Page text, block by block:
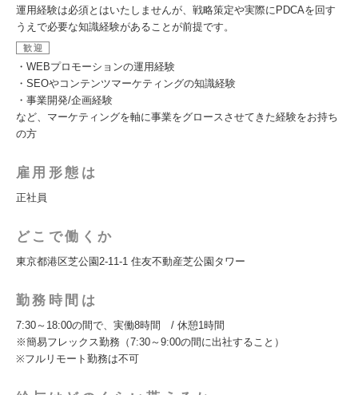
運用経験は必須とはいたしませんが、戦略策定や実際にPDCAを回す
うえで必要な知識経験があることが前提です。
歓迎
・WEBプロモーションの運用経験
・SEOやコンテンツマーケティングの知識経験
・事業開発/企画経験
など、マーケティングを軸に事業をグロースさせてきた経験をお持ち
の方
雇用形態は
正社員
どこで働くか
東京都港区芝公園2-11-1 住友不動産芝公園タワー
勤務時間は
7:30～18:00の間で、実働8時間 / 休憩1時間
※簡易フレックス勤務（7:30～9:00の間に出社すること）
※フルリモート勤務は不可